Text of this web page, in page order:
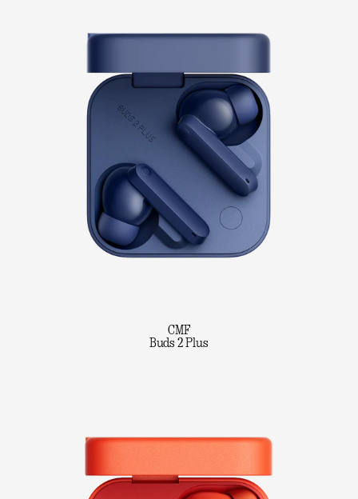
CMF
Buds 2 Plus